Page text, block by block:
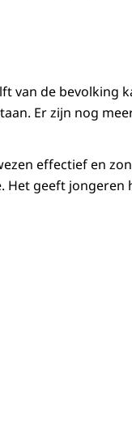
van de
Er zijn nog
effectief en
Het geeft